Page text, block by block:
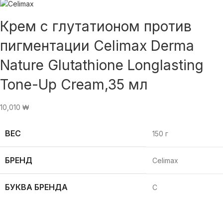
Крем с глутатионом против
пигментации Celimax Derma
Nature Glutathione Longlasting
Tone-Up Cream,35 мл
10,010 ₩
ВЕС 150 г
БРЕНД Celimax
БУКВА БРЕНДА C